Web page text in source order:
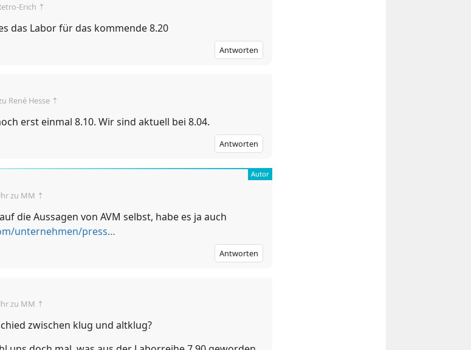
Erich ⇡
das Labor für das kommende 8.20
Antworten
René Hesse ⇡
erst einmal 8.10. Wir sind aktuell bei 8.04.
Antworten
zu MM ⇡
die Aussagen von AVM selbst, habe es ja auch
https://fritz.com/unternehmen/presse/presseinformationen/2025/04/neues-fritz-labor-optimiert-kindersicherung-smart-home-funktionen-und-erhoeht-ausfallschutz/
Antworten
zu MM ⇡
zwischen klug und altklug?